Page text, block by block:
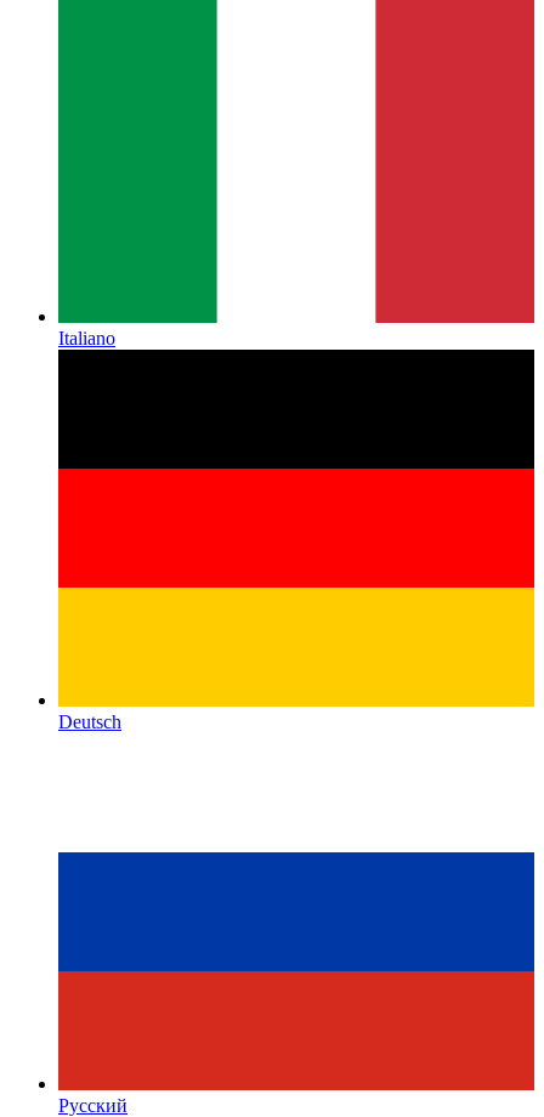
Italiano
Deutsch
Русский